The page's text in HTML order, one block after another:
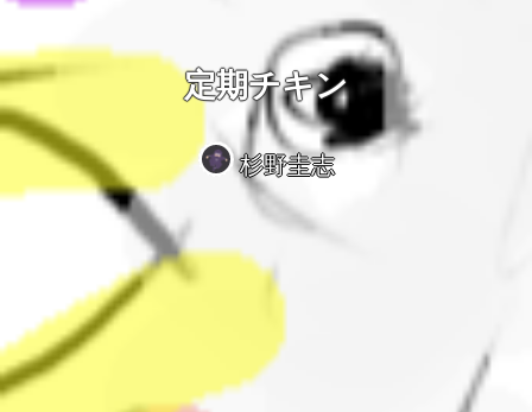
定期チキン
杉野圭志